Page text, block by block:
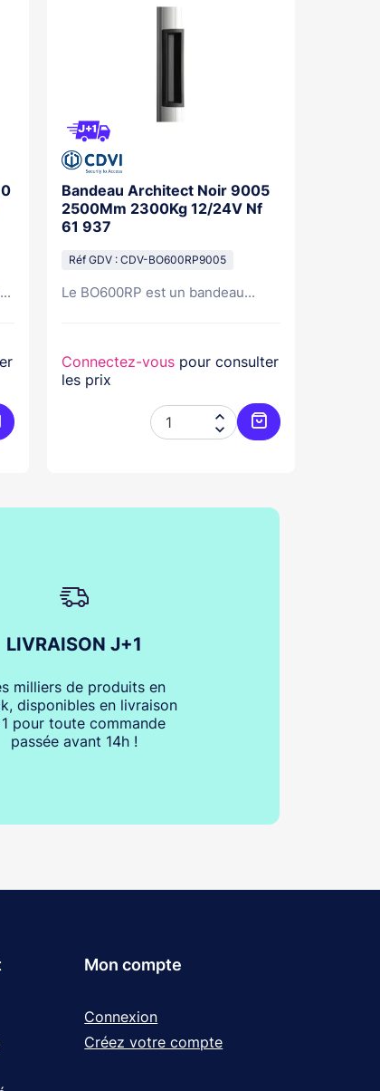
au panier
Bandeau Architect Noir 9005
2500Mm 2300Kg 12/24V Nf
61 937
Réf GDV : CDV-BO600RP9005
Le BO600RP est un bandeau...
Connectez-vous pour consulter
les prix


Ajouter au panier
LIVRAISON J+1
milliers de produits en
disponibles en livraison
pour toute commande
passée avant 14h !
Mon compte
Connexion
Créez votre compte